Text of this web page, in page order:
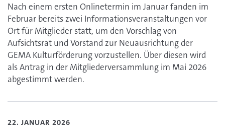
Nach einem ersten Onlinetermin im Januar fanden im
Februar bereits zwei Informationsveranstaltungen vor
Ort für Mitglieder statt, um den Vorschlag von
Aufsichtsrat und Vorstand zur Neuausrichtung der
GEMA Kulturförderung vorzustellen. Über diesen wird
als Antrag in der Mitgliederversammlung im Mai 2026
abgestimmt werden.
22. JANUAR 2026